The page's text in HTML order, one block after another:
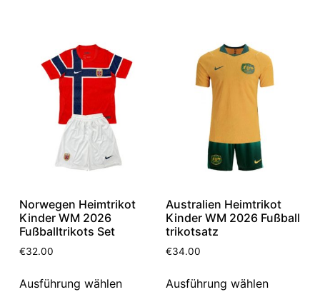
Norwegen Heimtrikot
Kinder WM 2026
Fußballtrikots Set
€32.00
Ausführung wählen
Australien Heimtrikot
Kinder WM 2026 Fußball
trikotsatz
€34.00
Ausführung wählen